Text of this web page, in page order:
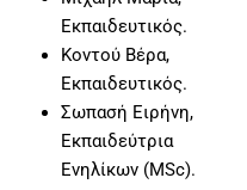
Εκπαιδευτικός.
Κοντού Βέρα,
Εκπαιδευτικός.
Σωπασή Ειρήνη,
Εκπαιδεύτρια
Ενηλίκων (MSc).